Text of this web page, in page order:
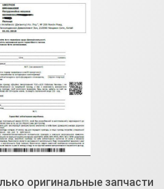
оригинальные запчасти